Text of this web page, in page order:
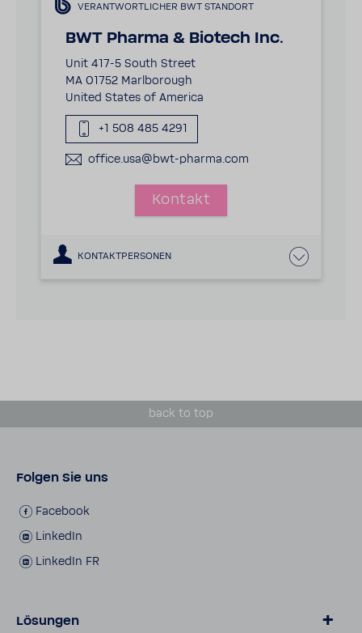
VERANTWORTLICHER BWT STANDORT
BWT Pharma & Biotech Inc.
Unit 417-5 South Street
MA 01752 Marlborough
United States of America
+1 508 485 4291
office.usa@bwt-pharma.com
Kontakt
KONTAKTPERSONEN
back to top
Folgen Sie uns
Face­book
LinkedIn
LinkedIn FR
Lösungen